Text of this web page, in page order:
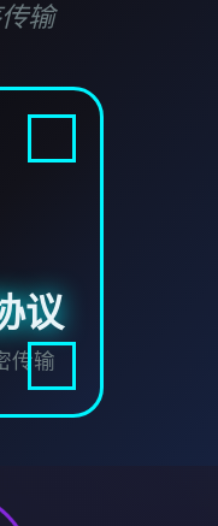
输
议
传输